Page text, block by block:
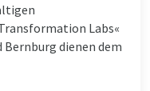
Labs«
Bernburg dienen dem